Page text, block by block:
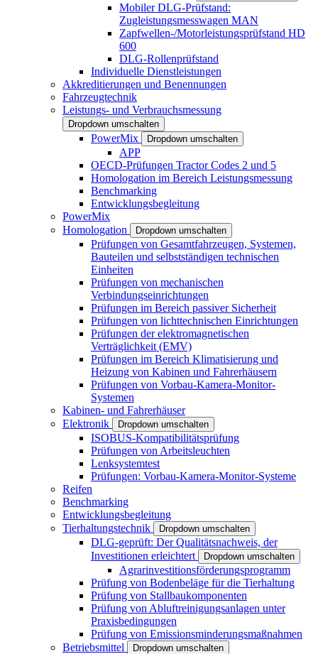
Mobiler DLG-Prüfstand:
Zugleistungsmesswagen MAN
Zapfwellen-/Motorleistungsprüfstand HD
600
DLG-Rollenprüfstand
Individuelle Dienstleistungen
Akkreditierungen und Benennungen
Fahrzeugtechnik
Leistungs- und Verbrauchsmessung
Dropdown umschalten
PowerMix Dropdown umschalten
APP
OECD-Prüfungen Tractor Codes 2 und 5
Homologation im Bereich Leistungsmessung
Benchmarking
Entwicklungsbegleitung
PowerMix
Homologation
Dropdown umschalten
Prüfungen von Gesamtfahrzeugen, Systemen,
Bauteilen und selbstständigen technischen
Einheiten
Prüfungen von mechanischen
Verbindungseinrichtungen
Prüfungen im Bereich passiver Sicherheit
Prüfungen von lichttechnischen Einrichtungen
Prüfungen der elektromagnetischen
Verträglichkeit (EMV)
Prüfungen im Bereich Klimatisierung und
Heizung von Kabinen und Fahrerhäusern
Prüfungen von Vorbau-Kamera-Monitor-
Systemen
Kabinen- und Fahrerhäuser
Elektronik
Dropdown umschalten
ISOBUS-Kompatibilitätsprüfung
Prüfungen von Arbeitsleuchten
Lenksystemtest
Prüfungen: Vorbau-Kamera-Monitor-Systeme
Reifen
Benchmarking
Entwicklungsbegleitung
Tierhaltungstechnik
Dropdown umschalten
DLG-geprüft: Der Qualitätsnachweis, der
Investitionen erleichtert
Dropdown umschalten
Agrarinvestitionsförderungsprogramm
Prüfung von Bodenbeläge für die Tierhaltung
Prüfung von Stallbaukomponenten
Prüfung von Abluftreinigungsanlagen unter
Praxisbedingungen
Prüfung von Emissionsminderungsmaßnahmen
Betriebsmittel
Dropdown umschalten